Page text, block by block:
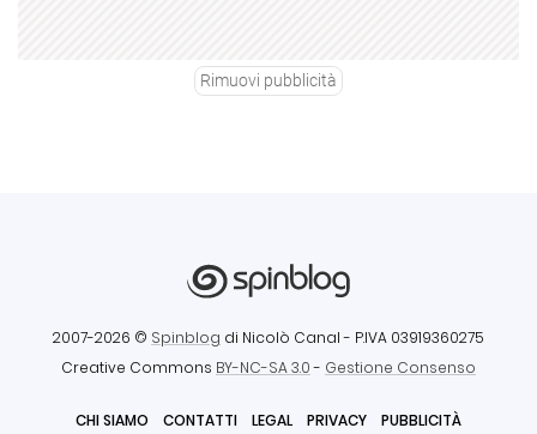
Rimuovi pubblicità
2007-2026 © Spinblog di Nicolò Canal - P.IVA 03919360275
Creative Commons BY-NC-SA 3.0- Gestione Consenso
CHI SIAMO CONTATTI LEGAL PRIVACY PUBBLICITÀ